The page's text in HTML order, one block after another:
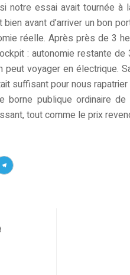
notre essai avait tournée à
avant d’arriver un bon
réelle. Après près de 3
: autonomie restante
voyager en électrique.
suffisant pour nous
publique ordinaire de
tout comme le prix
Telegram